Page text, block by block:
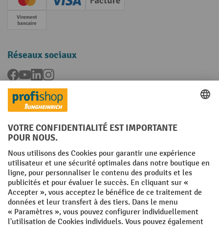
Creditcard (Master)Creditcard (Visa)
Facture
Paiement anticipé
Réseaux sociaux
Facebook
YouTubeLinkedInInstagram
Langues
FR NL
Conditions générales Mentions légales
Protection des Données Politique de cookies
All prices excl. VAT plusshipping costsand possible delivery charges,